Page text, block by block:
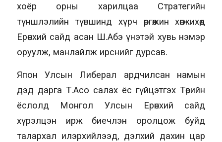
хоёр орны харилцаа Стратегийн
түншлэлийн түвшинд хүрч өргөжин хөгжихөд
Ерөнхий сайд асан Ш.Абэ үнэтэй хувь нэмэр
оруулж, манлайлж ирснийг дурсав.
Япон Улсын Либерал ардчилсан намын
дэд дарга Т.Асо салах ёс гүйцэтгэх Төрийн
ёслолд Монгол Улсын Ерөнхий сайд
хүрэлцэн ирж биечлэн оролцож буйд
талархал илэрхийлээд, дэлхий дахин цар